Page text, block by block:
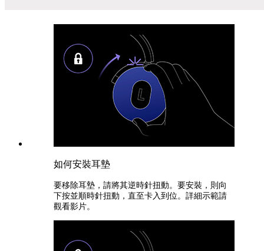
如何安裝耳墊
要移除耳墊，請將其逆時針扭動。要安裝，則向
下按並順時針扭動，直至卡入到位。詳細示範請
觀看影片。